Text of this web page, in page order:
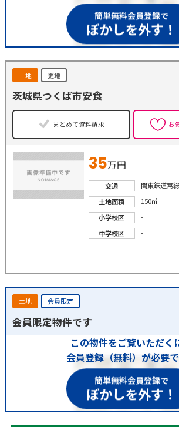
簡単無料会員登録で
ぼかしを外す！
土地 更地
茨城県つくば市安食
まとめて資料請求 お
35万円
交通
関東鉄道常
土地面積
150㎡
小学校区
-
中学校区
-
土地 会員限定
会員限定物件です
この物件をご覧いただく
会員登録（無料）が必要で
簡単無料会員登録で
ぼかしを外す！